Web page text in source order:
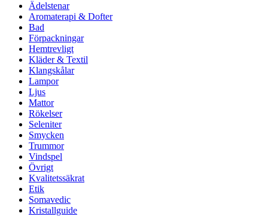
Ädelstenar
Aromaterapi & Dofter
Bad
Förpackningar
Hemtrevligt
Kläder & Textil
Klangskålar
Lampor
Ljus
Mattor
Rökelser
Seleniter
Smycken
Trummor
Vindspel
Övrigt
Kvalitetssäkrat
Etik
Somavedic
Kristallguide